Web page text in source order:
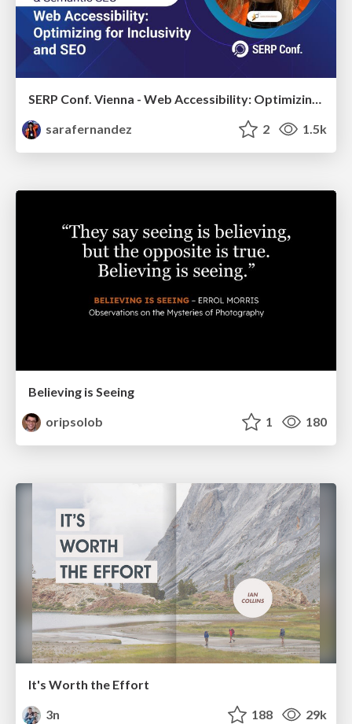
sarafernandez
2 1.5k
Believing is Seeing
oripsolob
1 180
It's Worth the Effort
3n
188 29k